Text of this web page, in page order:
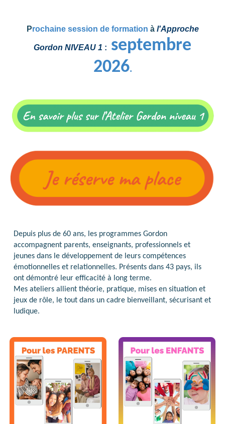
Prochaine session de formation à l'Approche
Gordon NIVEAU 1 : septembre
2026.
Depuis plus de 60 ans, les programmes Gordon
accompagnent parents, enseignants, professionnels et
jeunes dans le développement de leurs compétences
émotionnelles et relationnelles. Présents dans 43 pays, ils
ont démontré leur efficacité à long terme.
Mes ateliers allient théorie, pratique, mises en situation et
jeux de rôle, le tout dans un cadre bienveillant, sécurisant et
ludique.